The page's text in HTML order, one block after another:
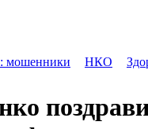
мошенники НКО